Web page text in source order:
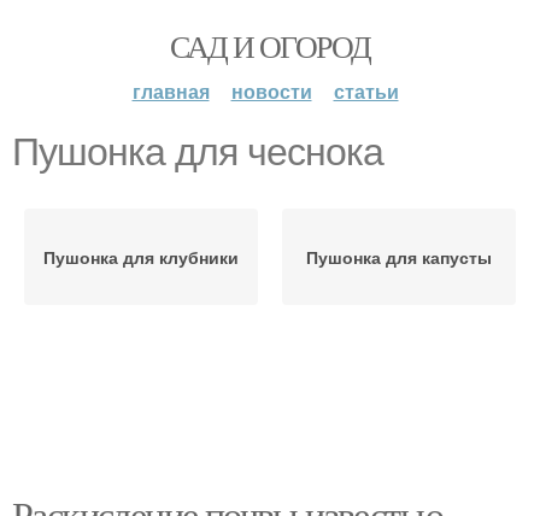
САД И ОГОРОД
главная новости статьи
Пушонка для чеснока
Пушонка для клубники Пушонка для капусты